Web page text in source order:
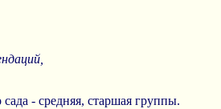
сада - средняя, старшая группы.